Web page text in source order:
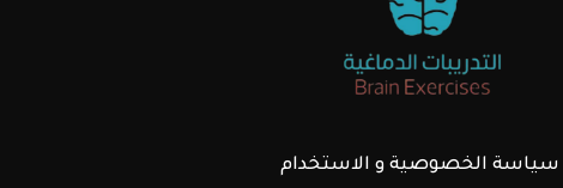
سياسة الخصوصية و الاستخدام